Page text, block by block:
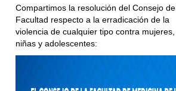
Compartimos la resolución del Consejo de
Facultad respecto a la erradicación de la
violencia de cualquier tipo contra mujeres,
niñas y adolescentes: